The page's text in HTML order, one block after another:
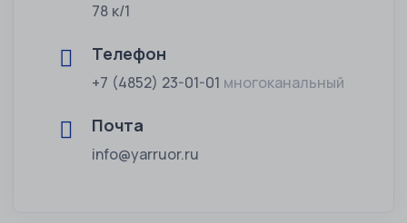
78 к/1
Телефон
+7 (4852) 23-01-01 многоканальный
Почта
info@yarruor.ru